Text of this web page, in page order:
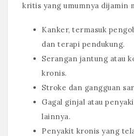
kritis yang umumnya dijamin
Kanker, termasuk
dan terapi pendukung.
Serangan jantung atau
kronis.
Stroke dan gangguan
Gagal ginjal atau
lainnya.
Penyakit kronis yang